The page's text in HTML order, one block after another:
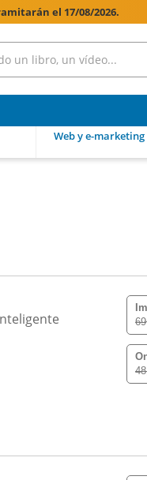
el 17/08/2026.
Web y e-marketing
69